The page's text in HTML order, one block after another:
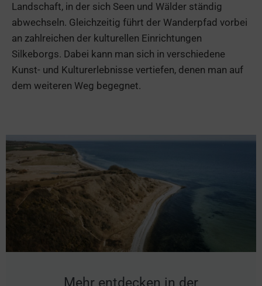
Landschaft, in der sich Seen und Wälder ständig
abwechseln. Gleichzeitig führt der Wanderpfad vorbei
an zahlreichen der kulturellen Einrichtungen
Silkeborgs. Dabei kann man sich in verschiedene
Kunst- und Kulturerlebnisse vertiefen, denen man auf
dem weiteren Weg begegnet.